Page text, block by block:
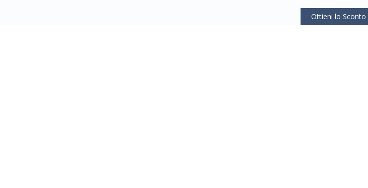
Ottieni lo Sconto